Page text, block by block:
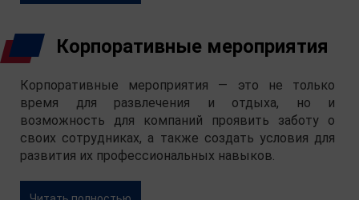
Корпоративные мероприятия
Корпоративные мероприятия — это не только
время для развлечения и отдыха, но и
возможность для компаний проявить заботу о
своих сотрудниках, а также создать условия для
развития их профессиональных навыков.